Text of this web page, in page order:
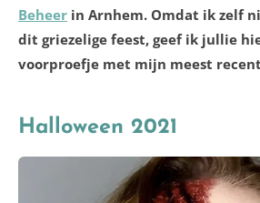
Beheer in Arnhem. Omdat ik zelf
dit griezelige feest, geef ik jullie
voorproefje met mijn meest
Halloween 2021